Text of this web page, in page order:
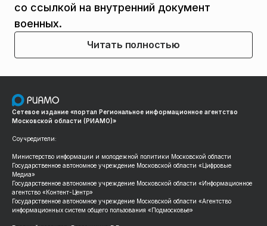
со ссылкой на внутренний документ
военных.
Читать полностью
Сетевое издание «портал Региональное информационное агентство
Московской области (РИАМО)»
Соучредители:
Министерство информации и молодежной политики Московской области
Государственное автономное учреждение Московской области «Цифровые
Медиа»
Государственное автономное учреждение Московской области «Информационное
агентство «Контент-Центр»
Государственное автономное учреждение Московской области «Агентство
информационных систем общего пользования «Подмосковье»